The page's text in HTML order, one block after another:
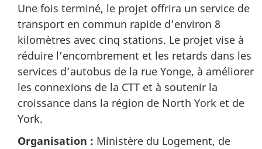
Une fois terminé, le projet offrira un service de
transport en commun rapide d’environ 8
kilomètres avec cinq stations. Le projet vise à
réduire l’encombrement et les retards dans les
services d’autobus de la rue Yonge, à améliorer
les connexions de la CTT et à soutenir la
croissance dans la région de North York et de
York.
Organisation : Ministère du Logement, de